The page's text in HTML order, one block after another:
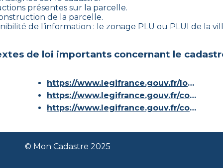
présentes sur la parcelle.
de la parcelle.
de l’information : le zonage PLU ou PLUI de la
de loi importants concernant le
https://www.legifrance.gouv.fr/loda/id/JORFTEXT000000686267/
https://www.legifrance.gouv.fr/codes/article_lc/LEGIARTI000036588629/
https://www.legifrance.gouv.fr/codes/id/LEGISCTA000006180153/
© Mon Cadastre 2025